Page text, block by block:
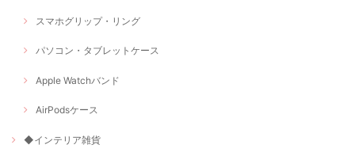
スマホグリップ・リング
パソコン・タブレットケース
Apple Watchバンド
AirPodsケース
◆インテリア雑貨